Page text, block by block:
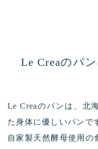
Le Creaのパ
Le Creaのパンは、北
た身体に優しいパンで
自家製天然酵母使用の